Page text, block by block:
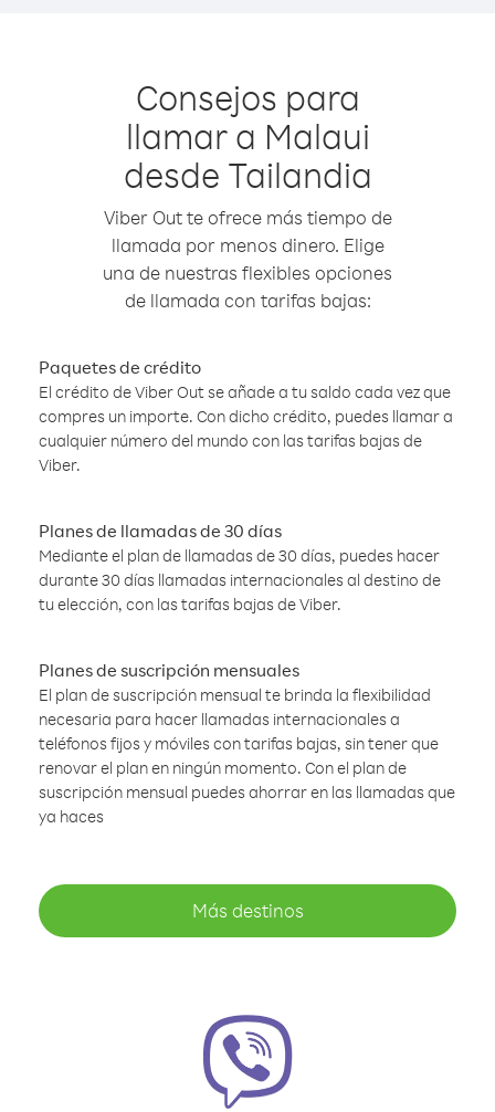
Consejos para
llamar a Malaui
desde Tailandia
Viber Out te ofrece más tiempo de
llamada por menos dinero. Elige
una de nuestras flexibles opciones
de llamada con tarifas bajas:
Paquetes de crédito
El crédito de Viber Out se añade a tu saldo cada vez que
compres un importe. Con dicho crédito, puedes llamar a
cualquier número del mundo con las tarifas bajas de
Viber.
Planes de llamadas de 30 días
Mediante el plan de llamadas de 30 días, puedes hacer
durante 30 días llamadas internacionales al destino de
tu elección, con las tarifas bajas de Viber.
Planes de suscripción mensuales
El plan de suscripción mensual te brinda la flexibilidad
necesaria para hacer llamadas internacionales a
teléfonos fijos y móviles con tarifas bajas, sin tener que
renovar el plan en ningún momento. Con el plan de
suscripción mensual puedes ahorrar en las llamadas que
ya haces
Más destinos